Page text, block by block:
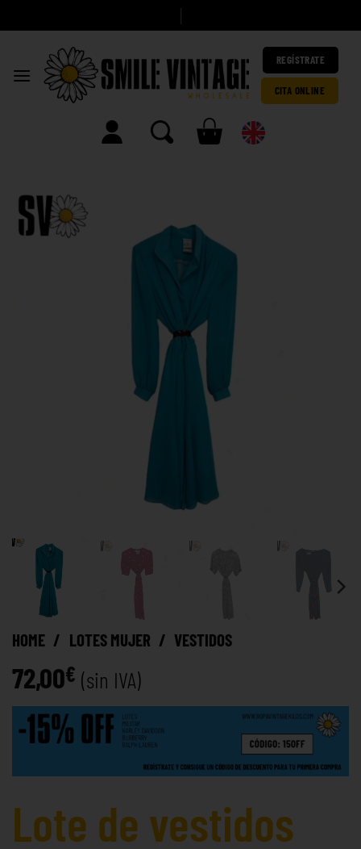
h
REGÍSTRATE
CITA ONLINE
HOME / LOTES MUJER / VESTIDOS
72,00€ (sin IVA)
Lote de vestidos